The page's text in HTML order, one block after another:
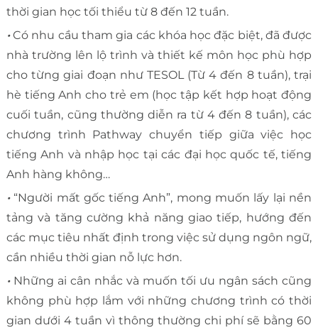
thời gian học tối thiểu từ 8 đến 12 tuần.
•Có nhu cầu tham gia các khóa học đặc biệt, đã được
nhà trường lên lộ trình và thiết kế môn học phù hợp
cho từng giai đoạn như TESOL (Từ 4 đến 8 tuần), trại
hè tiếng Anh cho trẻ em (học tập kết hợp hoạt động
cuối tuần, cũng thường diễn ra từ 4 đến 8 tuần), các
chương trình Pathway chuyển tiếp giữa việc học
tiếng Anh và nhập học tại các đại học quốc tế, tiếng
Anh hàng không…
• “Người mất gốc tiếng Anh”, mong muốn lấy lại nền
tảng và tăng cường khả năng giao tiếp, hướng đến
các mục tiêu nhất định trong việc sử dụng ngôn ngữ,
cần nhiều thời gian nỗ lực hơn.
• Những ai cân nhắc và muốn tối ưu ngân sách cũng
không phù hợp lắm với những chương trình có thời
gian dưới 4 tuần vì thông thường chi phí sẽ bằng 60